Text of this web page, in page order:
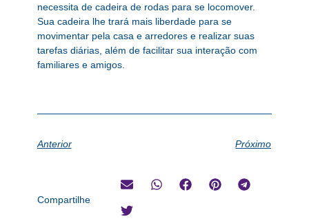
necessita de cadeira de rodas para se locomover.
Sua cadeira lhe trará mais liberdade para se
movimentar pela casa e arredores e realizar suas
tarefas diárias, além de facilitar sua interação com
familiares e amigos.
Anterior Próximo
Compartilhe